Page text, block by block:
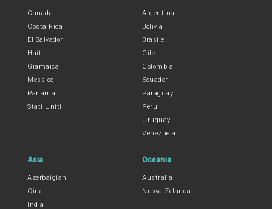
Canada
Costa Rica
El Salvador
Haiti
Giamaica
Messico
Panama
Stati Uniti
Argentina
Bolivia
Brasile
Cile
Colombia
Ecuador
Paraguay
Peru
Uruguay
Venezuela
Asia
Azerbaigian
Cina
India
Oceania
Australia
Nuova Zelanda